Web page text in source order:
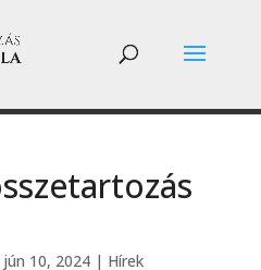
jún 10, 2024| Hírek